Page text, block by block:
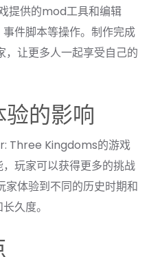
提供的mod工具和编辑
件脚本等操作。制作完成
让更多人一起享受自己的
的影响
Three Kingdoms的游戏
玩家可以获得更多的挑战
体验到不同的历史时期和
久度。